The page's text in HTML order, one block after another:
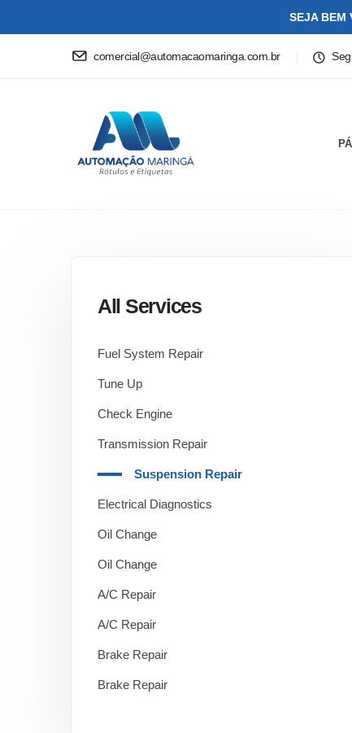
SEJA BEM
comercial@automacaomaringa.com.br
All Services
Fuel System Repair
Tune Up
Check Engine
Transmission Repair
Suspension Repair
Electrical Diagnostics
Oil Change
Oil Change
A/C Repair
A/C Repair
Brake Repair
Brake Repair